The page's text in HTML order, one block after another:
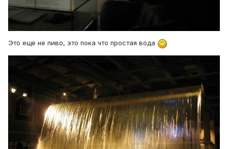
Это еще не пиво, это пока что простая вода